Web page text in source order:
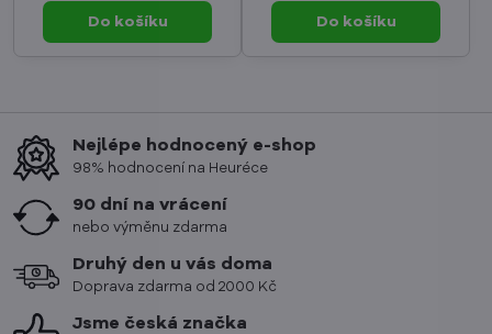
Do košíku Do košíku
Nejlépe hodnocený e-shop
98% hodnocení na Heuréce
90 dní na vrácení
nebo výměnu zdarma
Druhý den u vás doma
Doprava zdarma od 2000 Kč
Jsme česká značka